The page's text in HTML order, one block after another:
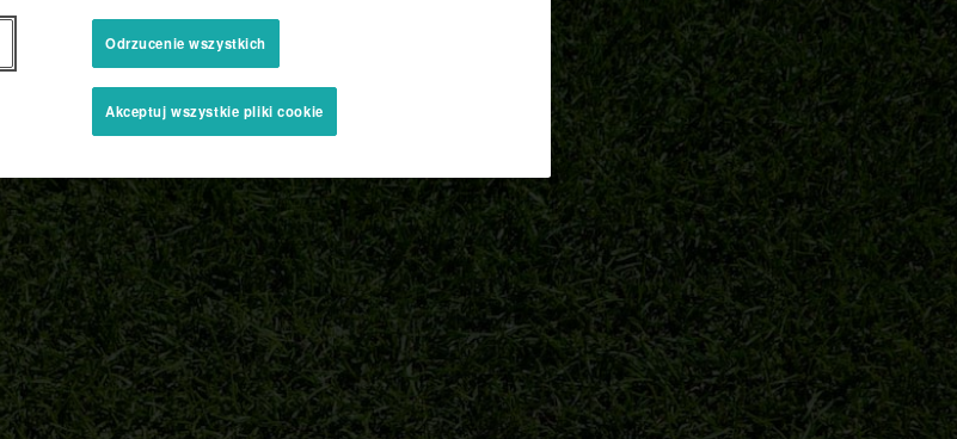
Odrzucenie wszystkich
Akceptuj wszystkie pliki cookie